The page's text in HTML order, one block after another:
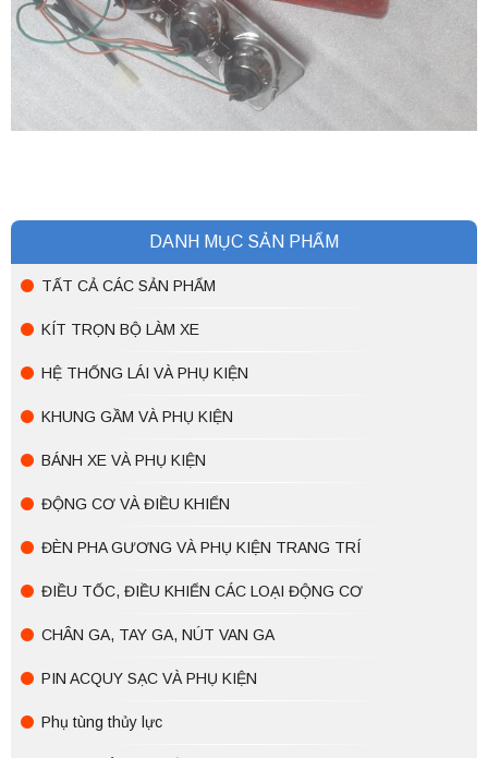
DANH MỤC SẢN PHẨM
TẤT CẢ CÁC SẢN PHẨM
KÍT TRỌN BỘ LÀM XE
HỆ THỐNG LÁI VÀ PHỤ KIỆN
KHUNG GẦM VÀ PHỤ KIỆN
BÁNH XE VÀ PHỤ KIỆN
ĐỘNG CƠ VÀ ĐIỀU KHIỂN
ĐÈN PHA GƯƠNG VÀ PHỤ KIỆN TRANG TRÍ
ĐIỀU TỐC, ĐIỀU KHIỂN CÁC LOẠI ĐỘNG CƠ
CHÂN GA, TAY GA, NÚT VAN GA
PIN ACQUY SẠC VÀ PHỤ KIỆN
Phụ tùng thủy lực